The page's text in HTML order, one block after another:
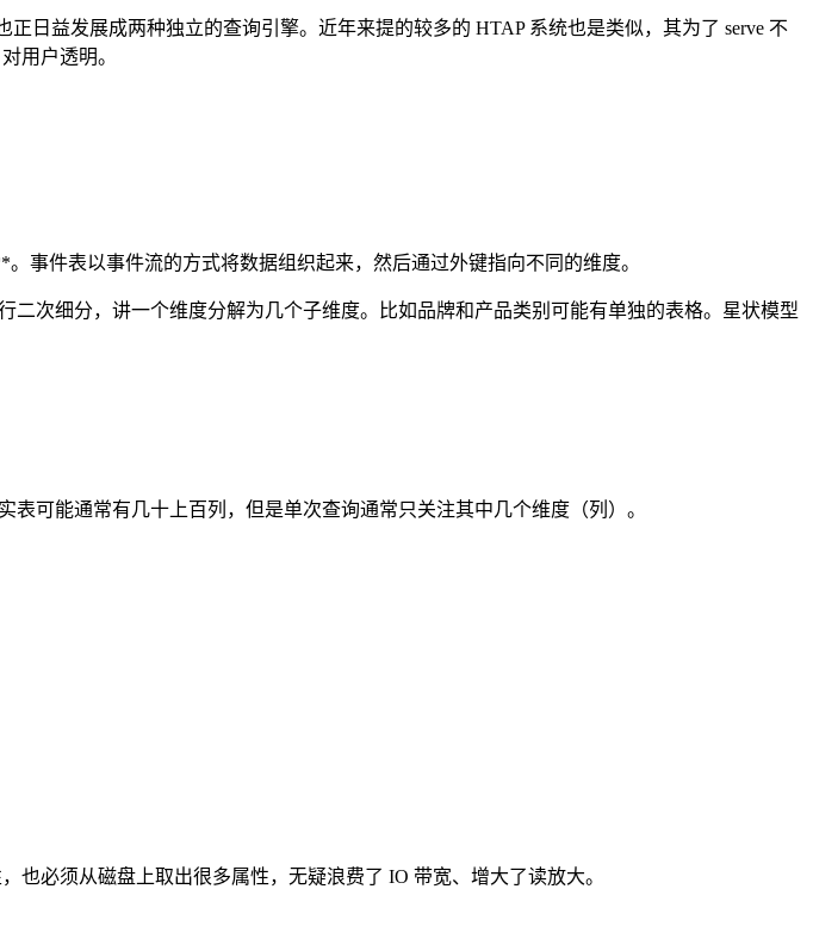
日益发展成两种独立的查询引擎。近年来提的较多的 HTAP 系统也是类似，其为了 serve 不
用户透明。
事件表以事件流的方式将数据组织起来，然后通过外键指向不同的维度。
次细分，讲一个维度分解为几个子维度。比如品牌和产品类别可能有单独的表格。星状模型
可能通常有几十上百列，但是单次查询通常只关注其中几个维度（列）。
必须从磁盘上取出很多属性，无疑浪费了 IO 带宽、增大了读放大。